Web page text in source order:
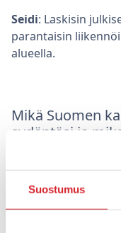
Suostumus
Seidi: Laskisin
parantaisin
alueella.
Mikä Suomen
sydäntäsi ja
Kati: Merellisestä
kulttuuri, saaret,